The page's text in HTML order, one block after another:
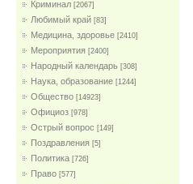
Криминал [2067]
Любимый край [83]
Медицина, здоровье [2410]
Мероприятия [2400]
Народный календарь [308]
Наука, образование [1244]
Общество [14923]
Официоз [978]
Острый вопрос [149]
Поздравления [5]
Политика [726]
Право [577]